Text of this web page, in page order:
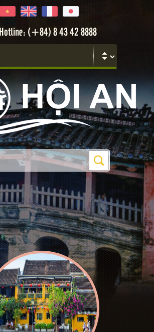
Hotline: (+84) 8 43 42 8888